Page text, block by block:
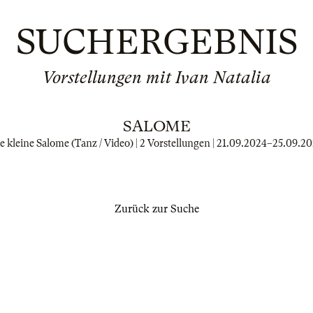
SUCHERGEBNIS
Vorstellungen mit Ivan Natalia
SALOME
kleine Salome (Tanz / Video) | 2 Vorstellungen | 21.09.2024–
Zurück zur Suche